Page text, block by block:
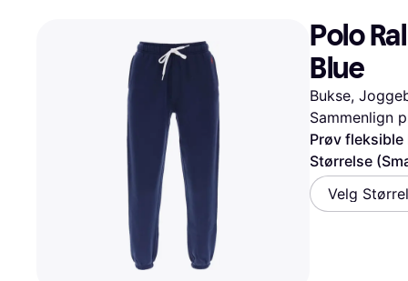
Betal nå
Betal i 3
Betal innen
Finansiering
Vipps
kicks.no
Polo
Blue
Bukse,
Sammenlign
Prøv
Størrelse
Velg